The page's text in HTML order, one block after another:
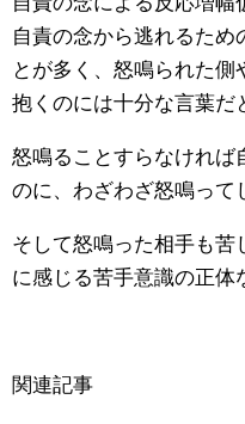
自責の念から逃れるため
とが多く、怒鳴られた
抱くのには十分な言葉だ
怒鳴ることすらなければ
のに、わざわざ怒鳴って
そして怒鳴った相手も苦
に感じる苦手意識の正体
関連記事